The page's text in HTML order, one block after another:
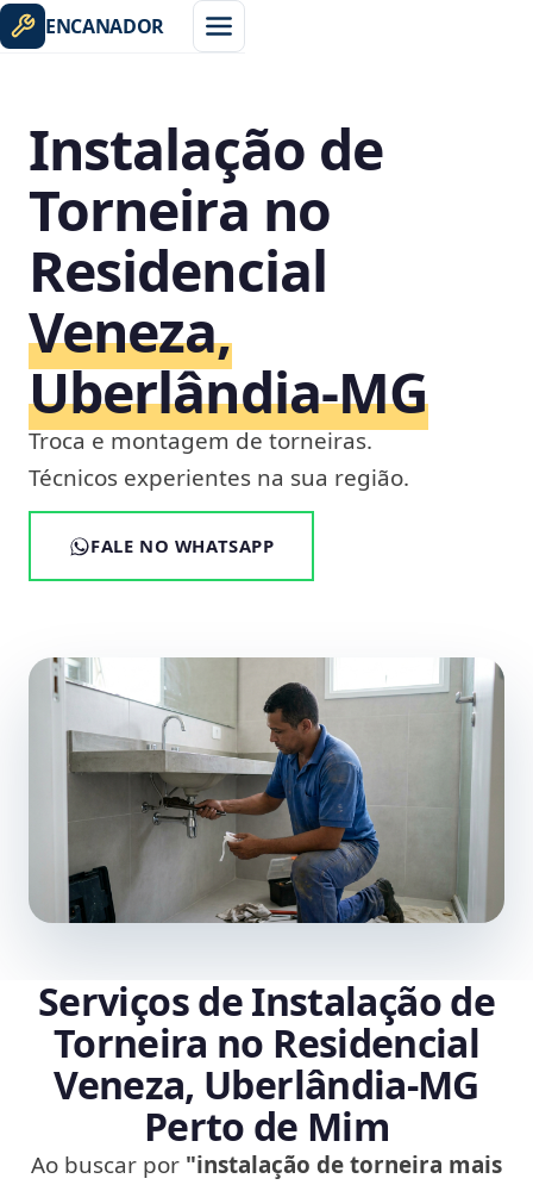
ENCANADOR
Instalação de
Torneira no
Residencial
Veneza,
Uberlândia‑MG
Troca e montagem de torneiras.
Técnicos experientes na sua região.
FALE NO WHATSAPP
Serviços de Instalação de
Torneira no Residencial
Veneza, Uberlândia‑MG
Perto de Mim
Ao buscar por "instalação de torneira mais